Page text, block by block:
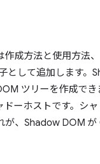
成方法と使用方法
として追加します。
ツリーを作成で
ーホストです。 シ
、Shadow DOM